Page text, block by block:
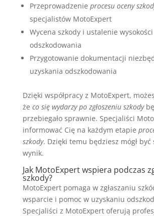
Przeprowadzenie procesu oceny
specjalistów MotoExpert
Wycena szkody i ustalenie wysokości
odszkodowania
Przygotowanie dokumentacji
uzyskania odszkodowania
Dzięki współpracy z MotoExpert,
że co się wydarzy po zgłoszeniu szkody
przebiegało sprawnie. Specjaliści
informować Cię na każdym etapie
szkody. Dzięki temu będziesz mógł być
wynik.
Jak MotoExpert wspiera podczas
szkody?
MotoExpert pomaga w zgłaszaniu
wsparcie i pomoc w uzyskaniu
Specjaliści z MotoExpert oferują